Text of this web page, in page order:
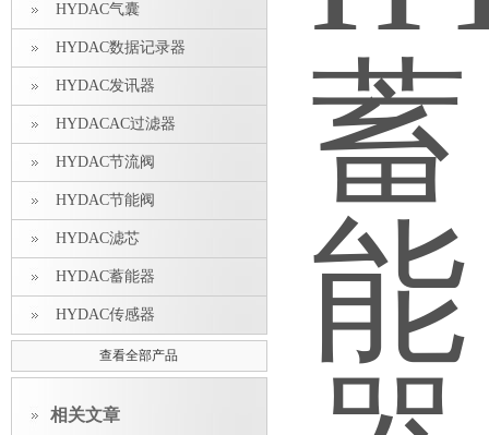
HYDAC气囊
HYDAC数据记录器
HYDAC发讯器
HYDACAC过滤器
HYDAC节流阀
HYDAC节能阀
HYDAC滤芯
HYDAC蓄能器
HYDAC传感器
查看全部产品
相关文章